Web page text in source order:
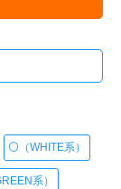
⚪️（WHITE系）
系）